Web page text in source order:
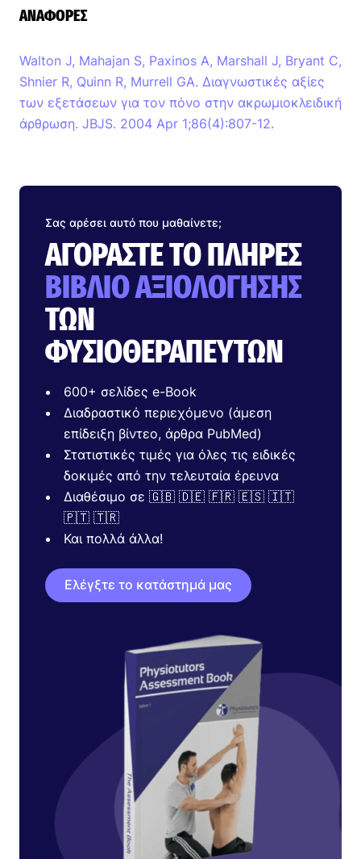
ΑΝΑΦΟΡΈΣ
Walton J, Mahajan S, Paxinos A, Marshall J, Bryant C,
Shnier R, Quinn R, Murrell GA. Διαγνωστικές αξίες
των εξετάσεων για τον πόνο στην ακρωμιοκλειδική
άρθρωση. JBJS. 2004 Apr 1;86(4):807-12.
Σας αρέσει αυτό που μαθαίνετε;
ΑΓΟΡΆΣΤΕ ΤΟ ΠΛΉΡΕΣ
ΒΙΒΛΊΟ ΑΞΙΟΛΌΓΗΣΗΣ
ΤΩΝ
ΦΥΣΙΟΘΕΡΑΠΕΥΤΏΝ
600+ σελίδες e-Book
Διαδραστικό περιεχόμενο (άμεση
επίδειξη βίντεο, άρθρα PubMed)
Στατιστικές τιμές για όλες τις ειδικές
δοκιμές από την τελευταία έρευνα
Διαθέσιμο σε 🇬🇧 🇩🇪 🇫🇷 🇪🇸 🇮🇹
🇵🇹 🇹🇷
Και πολλά άλλα!
Ελέγξτε το κατάστημά μας